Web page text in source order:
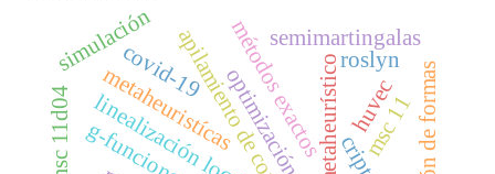
métodos exactos
metaheuristícas metaheurístico
optimización
semimartingalas
linealización local
covid-19
simulación
msc 11
msc 11d04 huvec
roslyn